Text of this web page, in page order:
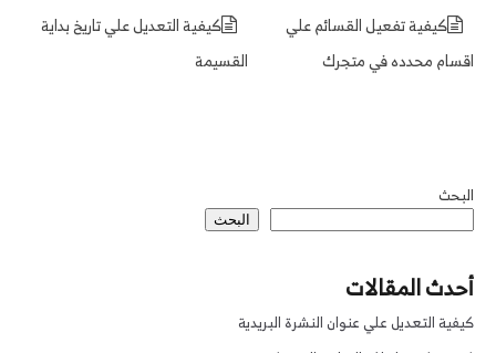
كيفية التعديل علي تاريخ بداية
القسيمة
كيفية تفعيل القسائم علي
اقسام محدده في متجرك
البحث
البحث
أحدث المقالات
كيفية التعديل علي عنوان النشرة البريدية